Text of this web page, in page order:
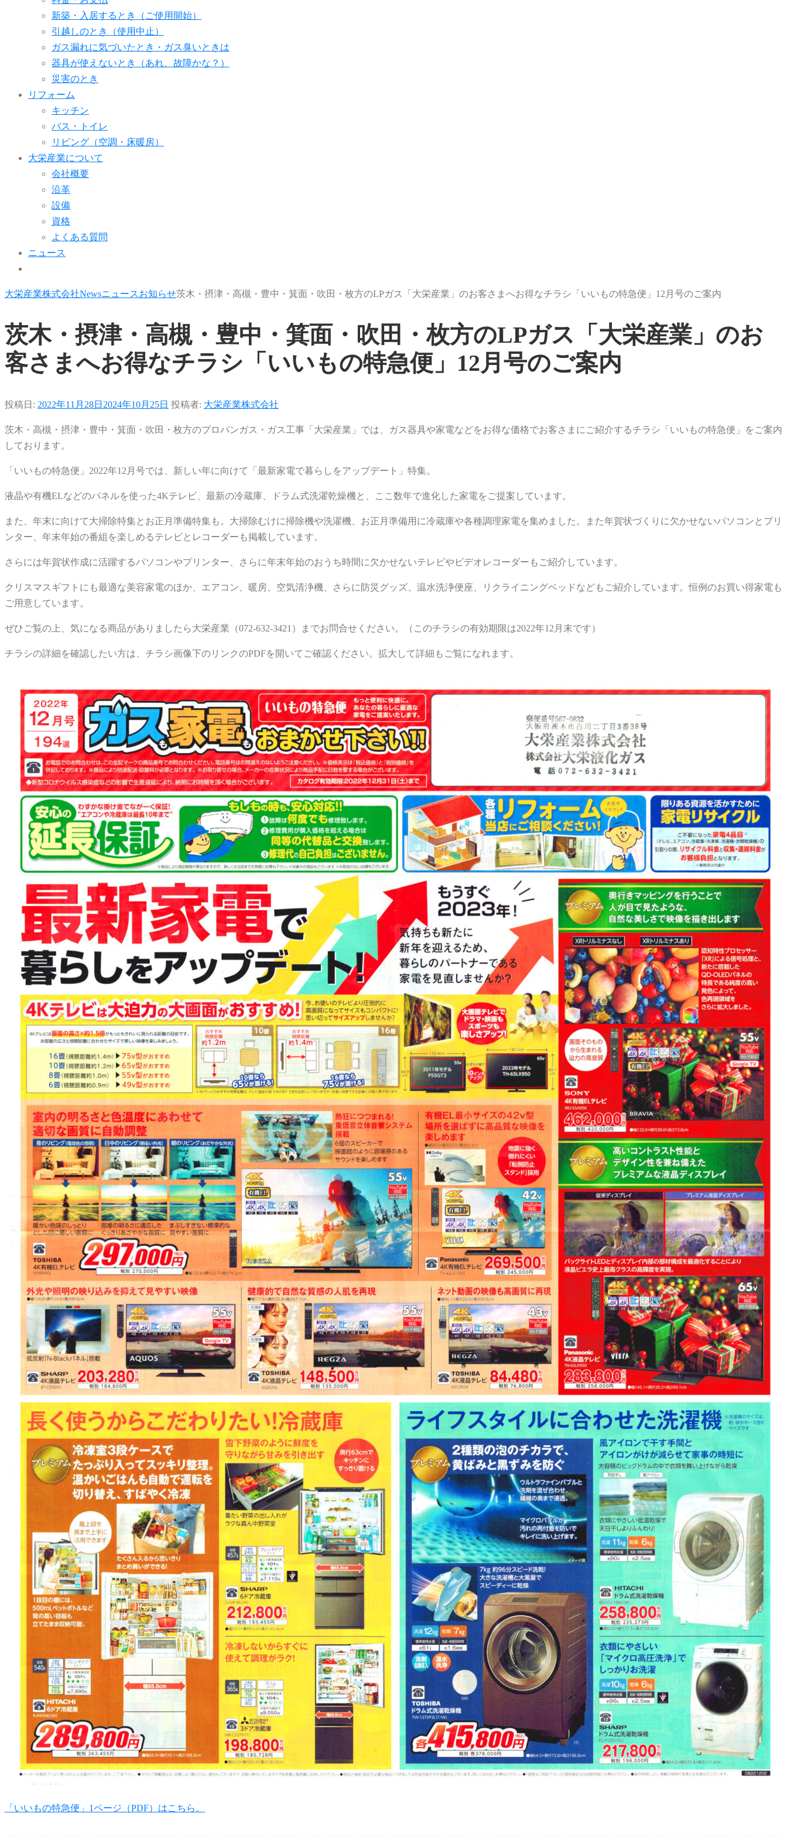
新築・入居するとき（ご使用開始）
引越しのとき（使用中止）
ガス漏れに気づいたとき・ガス臭いときは
器具が使えないとき（あれ、故障かな？）
災害のとき
リフォーム
キッチン
バス・トイレ
リビング（空調・床暖房）
大栄産業について
会社概要
沿革
設備
資格
よくある質問
ニュース
大栄産業株式会社Newsニュースお知らせ茨木・摂津・高槻・豊中・箕面・吹田・枚方のLPガス「大栄産業」のお客さまへお得なチラシ「いいもの特急便」12月号のご案内
茨木・摂津・高槻・豊中・箕面・吹田・枚方のLPガス「大栄産業」のお
客さまへお得なチラシ「いいもの特急便」12月号のご案内
投稿日: 2022年11月28日 2024年10月25日 投稿者: 大栄産業株式会社
茨木・高槻・摂津・豊中・箕面・吹田・枚方のプロパンガス・ガス工事「大栄産業」では、ガス器具や家電などをお得な価格でお客さまにご紹介するチラシ「いいもの特急便」をご案内
しております。
「いいもの特急便」2022年12月号では、新しい年に向けて「最新家電で暮らしをアップデート」特集。
液晶や有機ELなどのパネルを使った4Kテレビ、最新の冷蔵庫、ドラム式洗濯乾燥機と、ここ数年で進化した家電をご提案しています。
また、年末に向けて大掃除特集とお正月準備特集も。大掃除むけに掃除機や洗濯機、お正月準備用に冷蔵庫や各種調理家電を集めました。また年賀状づくりに欠かせないパソコンとプリ
ンター、年末年始の番組を楽しめるテレビとレコーダーも掲載しています。
さらには年賀状作成に活躍するパソコンやプリンター、さらに年末年始のおうち時間に欠かせないテレビやビデオレコーダーもご紹介しています。
クリスマスギフトにも最適な美容家電のほか、エアコン、暖房、空気清浄機、さらに防災グッズ、温水洗浄便座、リクライニングベッドなどもご紹介しています。恒例のお買い得家電も
ご用意しています。
ぜひご覧の上、気になる商品がありましたら大栄産業（072-632-3421）までお問合せください。（このチラシの有効期限は2022年12月末です）
チラシの詳細を確認したい方は、チラシ画像下のリンクのPDFを開いてご確認ください。拡大して詳細もご覧になれます。
「いいもの特急便」1ページ（PDF）はこちら。